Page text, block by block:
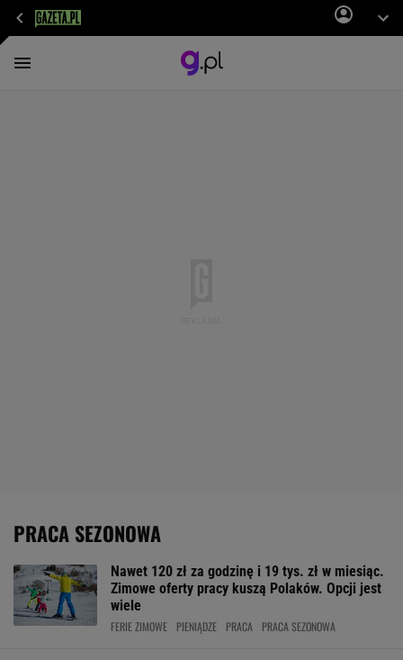
PRACA SEZONOWA
Nawet 120 zł za godzinę i 19 tys. zł w miesiąc.
Zimowe oferty pracy kuszą Polaków. Opcji jest
wiele
FERIE ZIMOWE PIENIĄDZE PRACA PRACA SEZONOWA